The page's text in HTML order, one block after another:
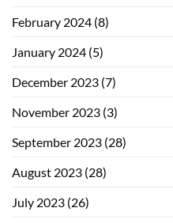
February 2024 (8)
January 2024 (5)
December 2023 (7)
November 2023 (3)
September 2023 (28)
August 2023 (28)
July 2023 (26)